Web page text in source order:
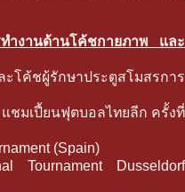
ทำงานด้านโค้ชกายภาพ และ
โค้ชผู้รักษาประตูสโมสรการ
ชมเปี้ยนฟุตบอลไทยลีก ครั้งที่
(Spain)
Tournament Dusseldorf